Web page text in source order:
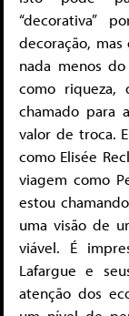
“decorativa”
decoração,
nada menos
como riqueza,
chamado para
valor de troca.
como Elisée
viagem como
estou
uma visão de
viável. É
Lafargue e
atenção dos